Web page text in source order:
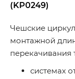
(KP0249)
Чешские
монтажной
перекачивания
системах